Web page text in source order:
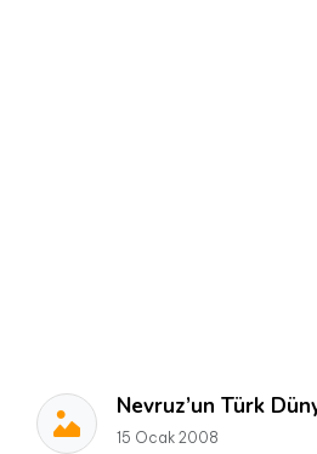
Nevruz’un Türk
15 Ocak 2008